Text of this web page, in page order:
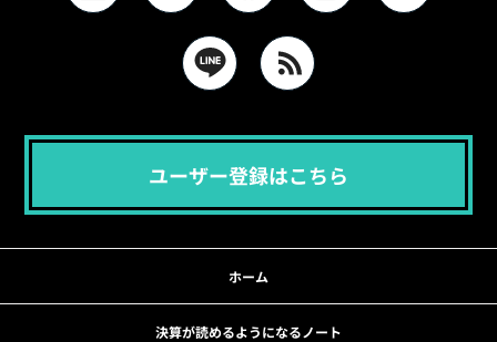
ユーザー登録はこちら
ホーム
決算が読めるようになるノート